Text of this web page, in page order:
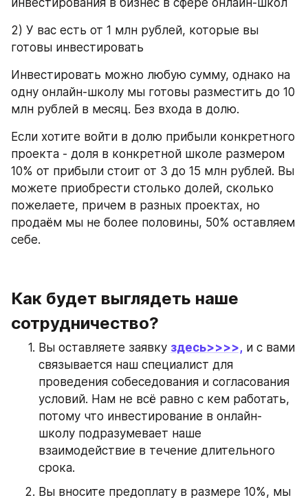
2) У вас есть от 1 млн рублей, которые вы
готовы инвестировать
Инвестировать можно любую сумму, однако на
одну онлайн-школу мы готовы разместить до 10
млн рублей в месяц. Без входа в долю.
Если хотите войти в долю прибыли конкретного
проекта - доля в конкретной школе размером
10% от прибыли стоит от 3 до 15 млн рублей. Вы
можете приобрести столько долей, сколько
пожелаете, причем в разных проектах, но
продаём мы не более половины, 50% оставляем
себе.
Как будет выглядеть наше
сотрудничество?
Вы оставляете заявку здесь>>>>, и с вами
связывается наш специалист для
проведения собеседования и согласования
условий. Нам не всё равно с кем работать,
потому что инвестирование в онлайн-
школу подразумевает наше
взаимодействие в течение длительного
срока.
Вы вносите предоплату в размере 10%, мы